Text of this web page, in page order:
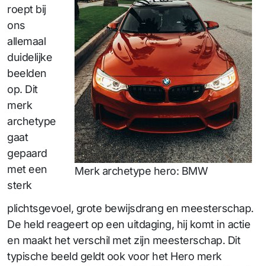
Merk archetype hero: BMW
roept bij
ons
allemaal
duidelijke
beelden
op. Dit
merk
archetype
gaat
gepaard
met een
sterk
plichtsgevoel, grote bewijsdrang en meesterschap.
De held reageert op een uitdaging, hij komt in actie
en maakt het verschil met zijn meesterschap. Dit
typische beeld geldt ook voor het Hero merk